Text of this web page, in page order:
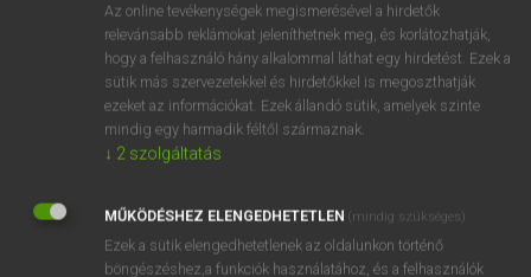
spagettiszósz
spaghetti western
Az online tevékenységek megismerésével a hirdetők
relevánsabb reklámokat jeleníthetnek meg, és korlátozhatják,
hogy a felhasználó hány alkalommal láthat egy hirdetést. Ezek a
sütik más szervezetekkel és hirdetőkkel is megoszthatják
ezeket az információkat. Ezek állandó sütik, amelyek szinte
mindig egy harmadik féltől származnak.
↓ 2 szolgáltatás
MŰKÖDÉSHEZ ELENGEDHETETLEN (mindig szükséges)
Ezek a sütik elengedhetetlenek az oldalunkon történő
böngészéshez,a funkciók használatához, és a felhasználók